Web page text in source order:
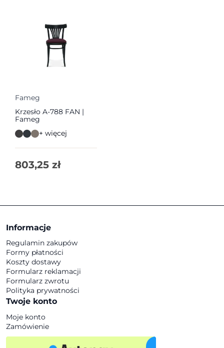
Fameg
Krzesło A-788 FAN |
Fameg
+ więcej
803,25 zł
Informacje
Regulamin zakupów
Formy płatności
Koszty dostawy
Formularz reklamacji
Formularz zwrotu
Polityka prywatności
Twoje konto
Moje konto
Zamówienie